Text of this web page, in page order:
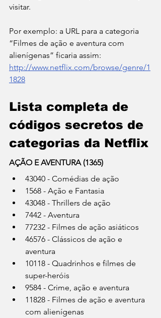
visitar.
Por exemplo: a URL para a categoria
“Filmes de ação e aventura com
alienígenas” ficaria assim:
http://www.netflix.com/browse/genre/1
1828
Lista completa de
códigos secretos de
categorias da Netflix
AÇÃO E AVENTURA (1365)
43040 - Comédias de ação
1568 - Ação e Fantasia
43048 - Thrillers de ação
7442 - Aventura
77232 - Filmes de ação asiáticos
46576 - Clássicos de ação e
aventura
10118 - Quadrinhos e filmes de
super-heróis
9584 - Crime, ação e aventura
11828 - Filmes de ação e aventura
com alienígenas